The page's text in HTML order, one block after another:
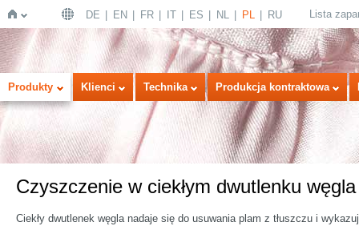
Strona
DE EN FR IT ES NL PL RU Lista
Produkty Klienci Technika Produkcja kontraktowa
Czyszczenie w ciekłym dwutlenku węgla
Ciekły dwutlenek węgla nadaje się do usuwania plam z tłuszczu i